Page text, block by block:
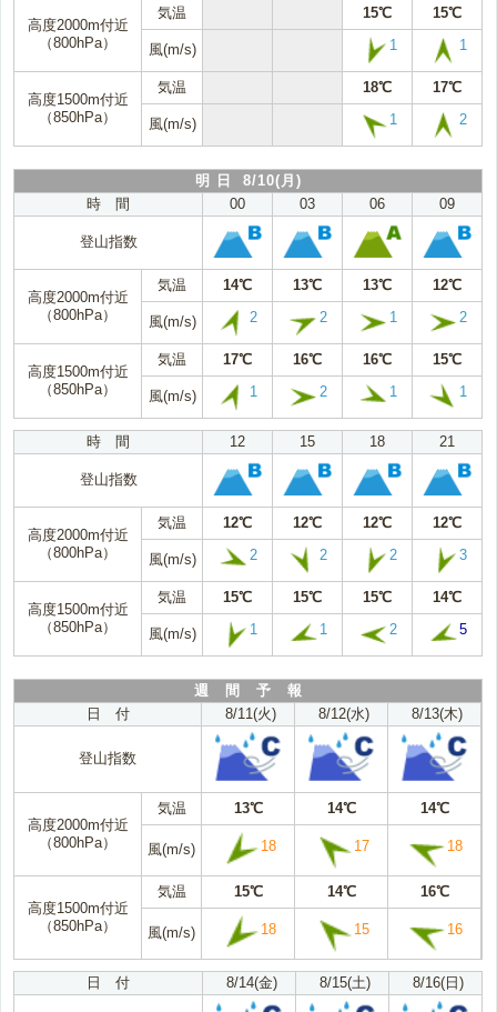
高度2000m付近
（800hPa）
気温 15℃ 15℃
風(m/s) 1 1
高度1500m付近
（850hPa）
気温 18℃ 17℃
風(m/s) 1 2
明 日 8/10(月)
時 間
00 03 06 09
登山指数
高度2000m付近
（800hPa）
気温 14℃ 13℃ 13℃ 12℃
風(m/s) 2 2 1 2
高度1500m付近
（850hPa）
気温 17℃ 16℃ 16℃ 15℃
風(m/s) 1 2 1 1
時 間 12 15 18 21
登山指数
高度2000m付近
（800hPa）
気温 12℃ 12℃ 12℃ 12℃
風(m/s) 2 2 2 3
高度1500m付近
（850hPa）
気温 15℃ 15℃ 15℃ 14℃
風(m/s) 1 1 2 5
週 間 予 報
日 付
8/11(火) 8/12(水) 8/13(木)
登山指数
高度2000m付近
（800hPa）
気温 13℃ 14℃ 14℃
風(m/s) 18 17 18
高度1500m付近
（850hPa）
気温 15℃ 14℃ 16℃
風(m/s) 18 15 16
日 付 8/14(金) 8/15(土) 8/16(日)